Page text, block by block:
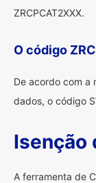
ZRCPCAT2XXX.
O código
De acordo com a
dados, o código
Isenção
A ferramenta de